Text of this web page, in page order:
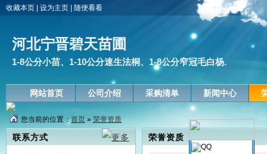
收藏本页 设为主页 随便看看
河北宁晋碧天苗圃
1-8公分小苗、1-10公分速生法桐、1-8公分窄冠毛白杨.
网站首页 公司介绍 采购清单 新闻中心
您当前的位置：首页 » 荣誉资质
联系方式 荣誉资质